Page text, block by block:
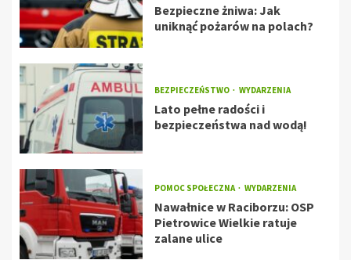
Bezpieczne żniwa: Jak
uniknąć pożarów na polach?
BEZPIECZEŃSTWO WYDARZENIA
Lato pełne radości i
bezpieczeństwa nad wodą!
POMOC SPOŁECZNA WYDARZENIA
Nawałnice w Raciborzu: OSP
Pietrowice Wielkie ratuje
zalane ulice